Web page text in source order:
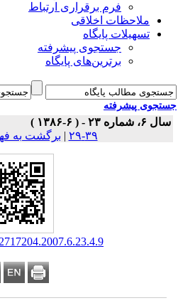
فرم برقراری ارتباط
ملاحظات اخلاقی
تسهیلات پایگاه
جستجوی پیشرفته
برترین‌های پایگاه
پیشرفته
۲۳ - ( ۶-۱۳۸۶ )
|برگشت به